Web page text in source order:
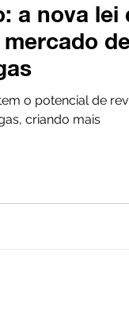
a nova lei
o potencial de
criando mais